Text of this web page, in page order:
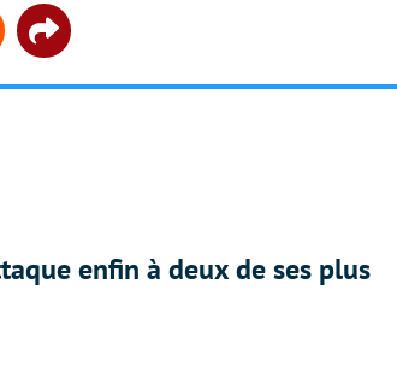
Share
enfin à deux de ses plus